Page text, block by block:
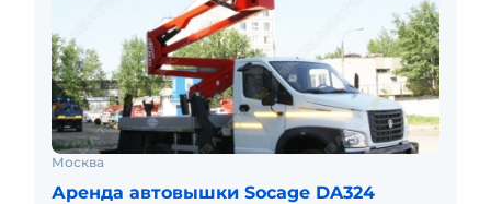
Москва
Аренда автовышки Socage DA324